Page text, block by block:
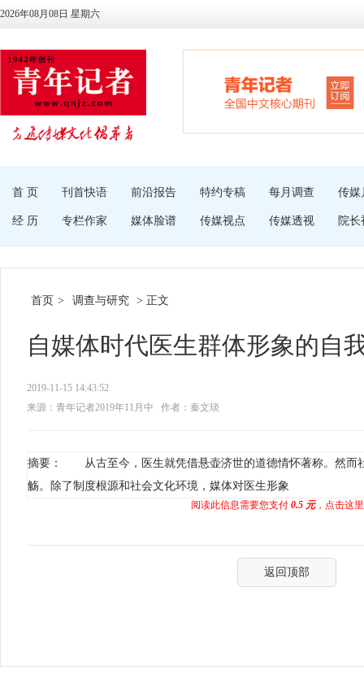
2026年08月08日 星期六
首 页 刊首快语 前沿报告 特约专稿 每月调查 传媒
经 历 专栏作家 媒体脸谱 传媒视点 传媒透视 院长
首页 > 调查与研究 > 正文
自媒体时代医生群体形象的自
2019-11-15 14:43:52
来源：青年记者2019年11月中
作者：秦文琰
摘要： 从古至今，医生就凭借悬壶济世的道德情怀著称。然而
觞。除了制度根源和社会文化环境，媒体对医生形象
阅读此信息需要您支付 0.5 元，点击这
返回顶部